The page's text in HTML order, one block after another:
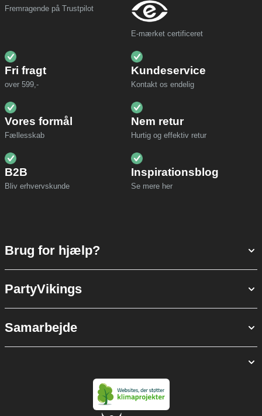
Fremragende på Trustpilot
E-mærket certificeret
Fri fragt
over 599,-
Kundeservice
Kontakt os endelig
Vores formål
Fællesskab
Nem retur
Hurtig og effektiv retur
B2B
Bliv erhvervskunde
Inspirationsblog
Se mere her
Brug for hjælp?
PartyVikings
Samarbejde